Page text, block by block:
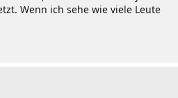
Wenn ich sehe wie viele Leute